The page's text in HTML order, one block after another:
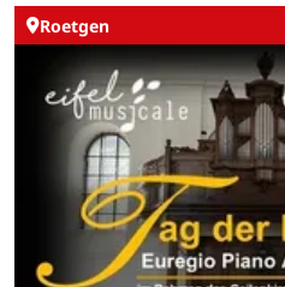
Roetgen